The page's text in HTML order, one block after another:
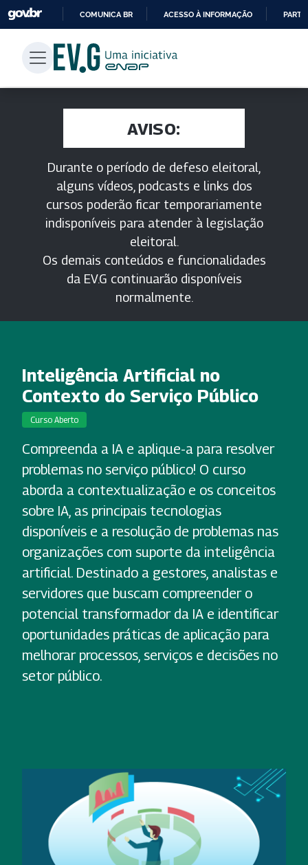
PARA
CONTEÚDO
COMUNICA BR ACESSO À INFORMAÇÃO
AVISO:
Durante o período de defeso eleitoral,
alguns vídeos, podcasts e links dos
cursos poderão ficar temporariamente
indisponíveis para atender à legislação
eleitoral.
Os demais conteúdos e funcionalidades
da EV.G continuarão disponíveis
normalmente.
Inteligência Artificial no
Contexto do Serviço Público
Curso Aberto
Compreenda a IA e aplique-a para resolver
problemas no serviço público! O curso
aborda a contextualização e os conceitos
sobre IA, as principais tecnologias
disponíveis e a resolução de problemas nas
organizações com suporte da inteligência
artificial. Destinado a gestores, analistas e
servidores que buscam compreender o
potencial transformador da IA e identificar
oportunidades práticas de aplicação para
melhorar processos, serviços e decisões no
setor público.